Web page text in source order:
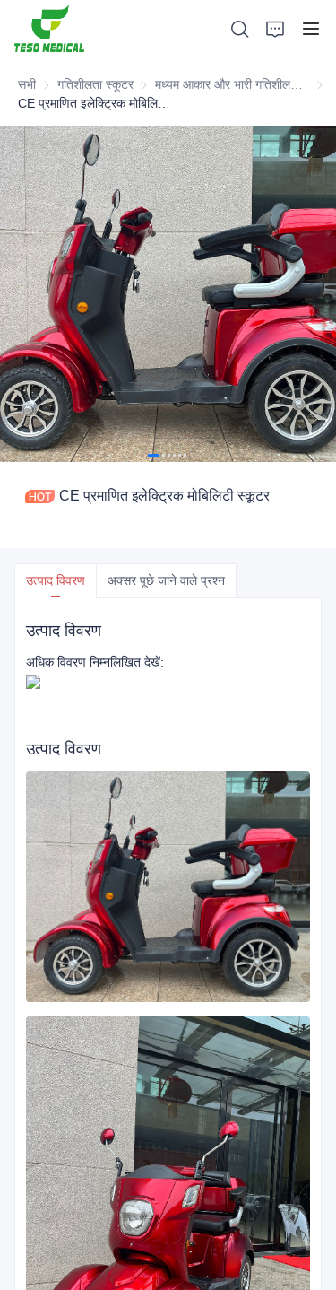
सभी गतिशीलता स्कूटर गतिशीलता स्कूटर मध्यम आकार और भारी गतिशीलता स्कूटर
CE प्रमाणित इलेक्ट्रिक मोबिलिटी स्कूटर
CE प्रमाणित इलेक्ट्रिक मोबिलिटी स्कूटर
उत्पाद विवरण अक्सर पूछे जाने वाले प्रश्न
उत्पाद विवरण
अधिक विवरण निम्नलिखित देखें:
उत्पाद विवरण
उत्पादों
हमारे बारे में
समाचार और सहयोग मामले
विनिर्माण आधार और प्रक्रिया
सहायता